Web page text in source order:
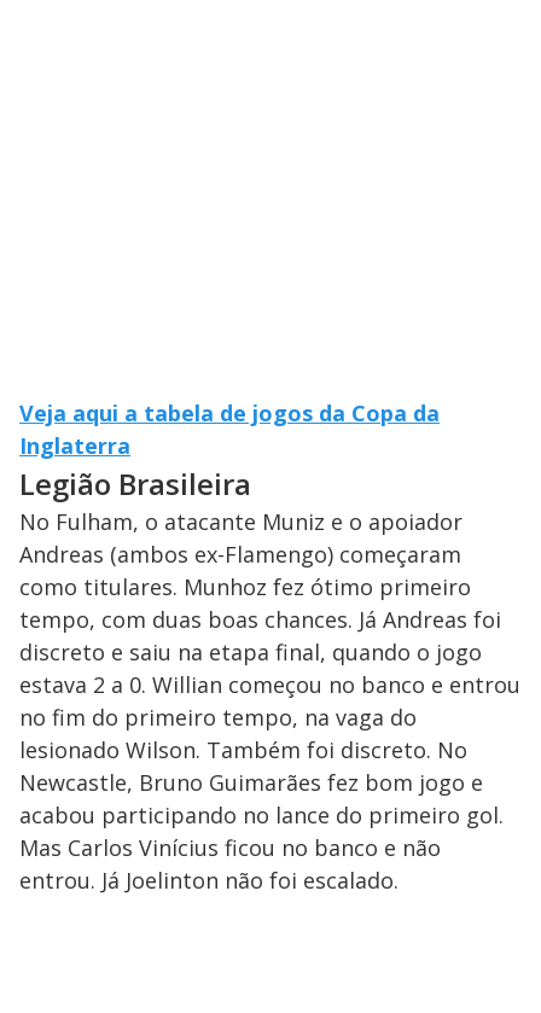
Veja aqui a tabela de jogos da Copa da
Inglaterra
Legião Brasileira
No Fulham, o atacante Muniz e o apoiador
Andreas (ambos ex-Flamengo) começaram
como titulares. Munhoz fez ótimo primeiro
tempo, com duas boas chances. Já Andreas foi
discreto e saiu na etapa final, quando o jogo
estava 2 a 0. Willian começou no banco e entrou
no fim do primeiro tempo, na vaga do
lesionado Wilson. Também foi discreto. No
Newcastle, Bruno Guimarães fez bom jogo e
acabou participando no lance do primeiro gol.
Mas Carlos Vinícius ficou no banco e não
entrou. Já Joelinton não foi escalado.